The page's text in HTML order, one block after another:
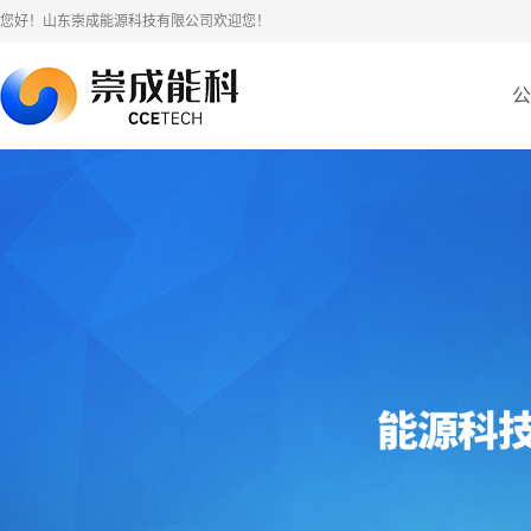
您好！山东崇成能源科技有限公司欢迎您！